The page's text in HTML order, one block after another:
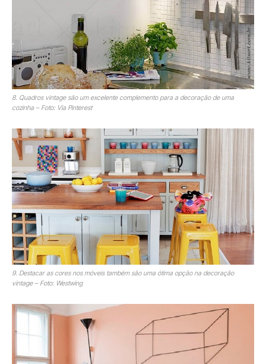
8. Quadros vintage são um excelente complemento para a decoração de uma
cozinha – Foto: Via Pinterest
9. Destacar as cores nos móveis também são uma ótima opção na decoração
vintage – Foto: Westwing